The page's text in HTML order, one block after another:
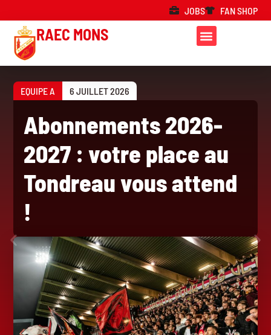
JOBS FAN SHOP
RAEC MONS
EQUIPE A 6 JUILLET 2026
Abonnements 2026-
2027 : votre place au
Tondreau vous attend
!